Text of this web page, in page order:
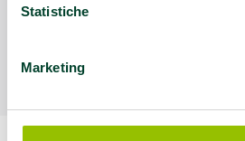
Statistiche
Marketing